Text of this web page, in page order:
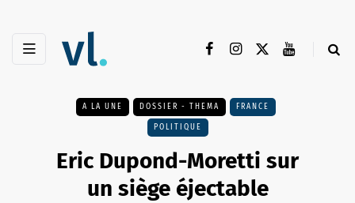
A LA UNE DOSSIER - THEMA FRANCE
POLITIQUE
Eric Dupond-Moretti sur
un siège éjectable